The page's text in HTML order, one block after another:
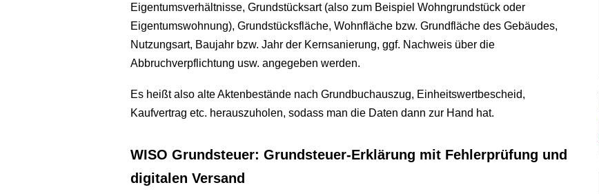
Eigentumsverhältnisse, Grundstücksart (also zum Beispiel Wohngrundstück oder
Eigentumswohnung), Grundstücksfläche, Wohnfläche bzw. Grundfläche des Gebäudes,
Nutzungsart, Baujahr bzw. Jahr der Kernsanierung, ggf. Nachweis über die
Abbruchverpflichtung usw. angegeben werden.
Es heißt also alte Aktenbestände nach Grundbuchauszug, Einheitswertbescheid,
Kaufvertrag etc. herauszuholen, sodass man die Daten dann zur Hand hat.
WISO Grundsteuer: Grundsteuer-Erklärung mit Fehlerprüfung und
digitalen Versand